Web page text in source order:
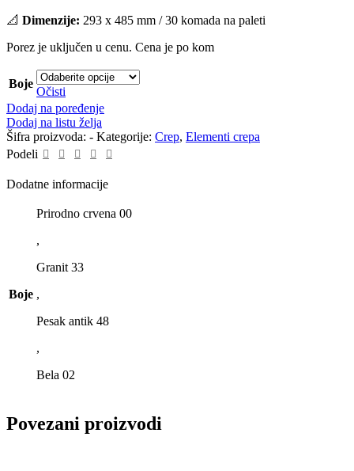
📐 Dimenzije: 293 x 485 mm / 30 komada na paleti
Porez je uključen u cenu. Cena je po kom
Boje
Očisti
Dodaj na poređenje
Dodaj na listu želja
Šifra proizvoda: - Kategorije: Crep, Elementi crepa
Podeli
Dodatne informacije
Boje
Prirodno crvena 00
,
Granit 33
,
Pesak antik 48
,
Bela 02
Povezani proizvodi